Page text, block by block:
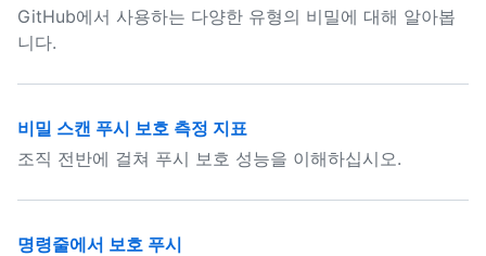
GitHub에서 사용하는 다양한 유형의 비밀에 대해 알아봅
니다.
비밀 스캔 푸시 보호 측정 지표
조직 전반에 걸쳐 푸시 보호 성능을 이해하십시오.
명령줄에서 보호 푸시